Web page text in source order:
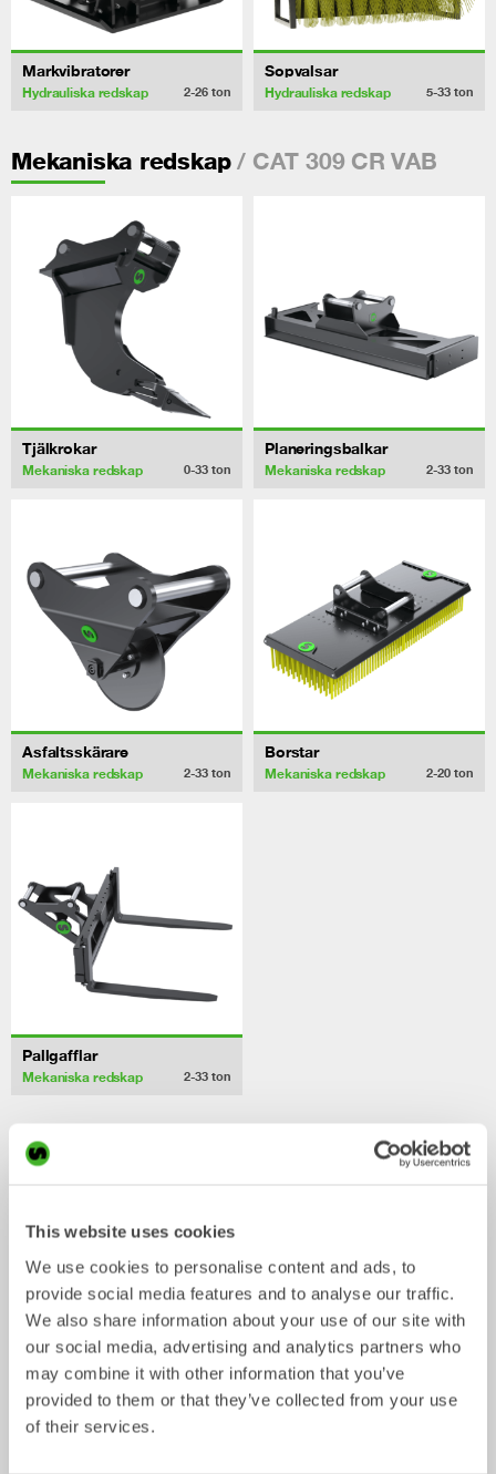
This website uses cookies
We use cookies to personalise content and ads, to
provide social media features and to analyse our traffic.
We also share information about your use of our site with
our social media, advertising and analytics partners who
may combine it with other information that you’ve
provided to them or that they’ve collected from your use
of their services.
Markvibratorer
Hydrauliska redskap 2-26 ton
Sopvalsar
Hydrauliska redskap 5-33 ton
Mekaniska redskap/ CAT 309 CR VAB
Tjälkrokar
Mekaniska redskap 0-33 ton
Planeringsbalkar
Mekaniska redskap 2-33 ton
Asfaltsskärare
Mekaniska redskap 2-33 ton
Borstar
Mekaniska redskap 2-20 ton
Pallgafflar
Mekaniska redskap 2-33 ton
Skopor
CUSTOM BUILD